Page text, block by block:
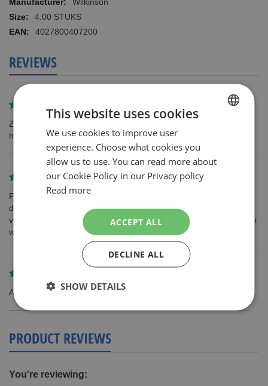
Information4.00 STUKS
4027800407200
REVIEWS
Zeer fijn scheermesje, laat een zeer gladde huid achter. Zeep op
het mesje gaat onder de douche wel snel weg.
Review by Karin van Ernst
Perfecte levering. Paar producten vergeten maar volgende dag
direct geleverd.. excuses gemaakt en zeer professioneel en
vriendelijk te woord gestaan! Klasse voor dit bedrijf!!! Bestel zeker
weer!
Absolute aanrader
PRODUCT REVIEWS
You're reviewing:
This website uses cookies
We use cookies to improve user
experience. Choose what cookies you
allow us to use. You can read more about
our Cookie Policy in our Privacy policy
Read more
ACCEPT ALL
DECLINE ALL
SHOW DETAILS